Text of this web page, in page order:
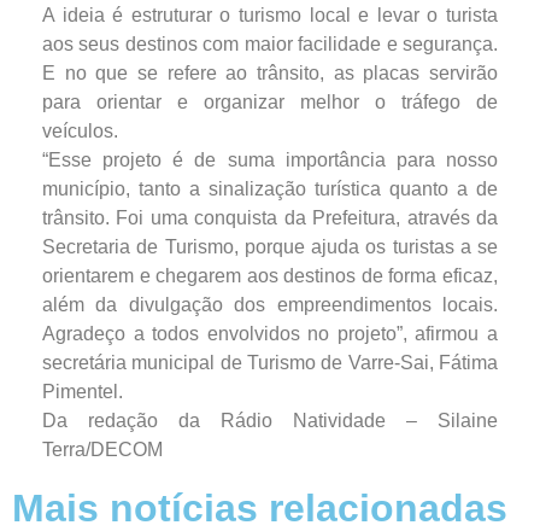
A ideia é estruturar o turismo local e levar o turista
aos seus destinos com maior facilidade e segurança.
E no que se refere ao trânsito, as placas servirão
para orientar e organizar melhor o tráfego de
veículos.
“Esse projeto é de suma importância para nosso
município, tanto a sinalização turística quanto a de
trânsito. Foi uma conquista da Prefeitura, através da
Secretaria de Turismo, porque ajuda os turistas a se
orientarem e chegarem aos destinos de forma eficaz,
além da divulgação dos empreendimentos locais.
Agradeço a todos envolvidos no projeto”, afirmou a
secretária municipal de Turismo de Varre-Sai, Fátima
Pimentel.
Da redação da Rádio Natividade – Silaine
Terra/DECOM
Mais notícias relacionadas